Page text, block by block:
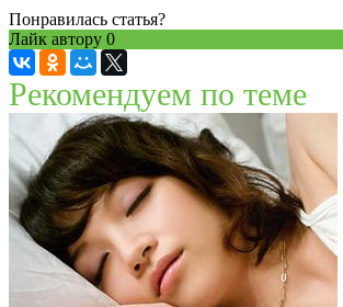
Понравилась статья?
Лайк автору 0
Рекомендуем по теме